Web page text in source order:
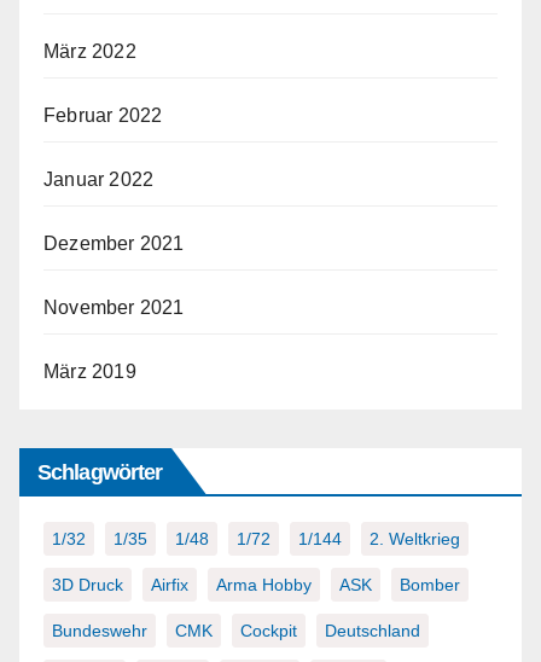
März 2022
Februar 2022
Januar 2022
Dezember 2021
November 2021
März 2019
Schlagwörter
1/32 1/35 1/48 1/72 1/144 2. Weltkrieg
3D Druck Airfix Arma Hobby ASK Bomber
Bundeswehr CMK Cockpit Deutschland